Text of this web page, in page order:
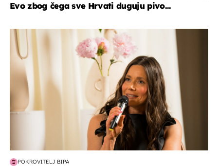
Evo zbog čega sve Hrvati duguju pivo...
moda & ljepota
POKROVITELJ BIPA